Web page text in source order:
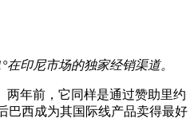
在印尼市场的独家经销渠道。
两年前，它同样是通过赞助里约
巴西成为其国际线产品卖得最好